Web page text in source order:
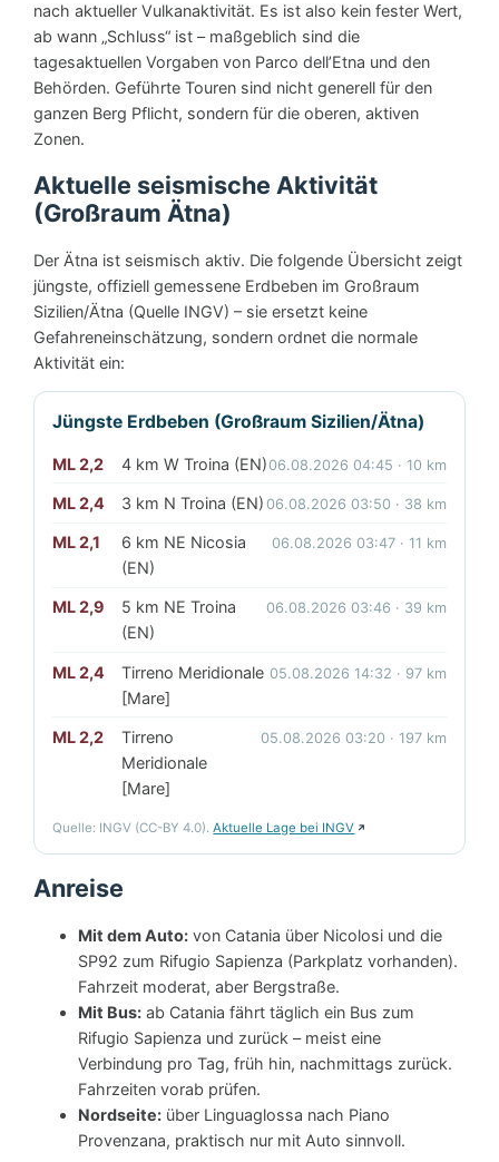
nach aktueller Vulkanaktivität. Es ist also kein fester Wert,
ab wann „Schluss“ ist – maßgeblich sind die
tagesaktuellen Vorgaben von Parco dell’Etna und den
Behörden. Geführte Touren sind nicht generell für den
ganzen Berg Pflicht, sondern für die oberen, aktiven
Zonen.
Aktuelle seismische Aktivität
(Großraum Ätna)
Der Ätna ist seismisch aktiv. Die folgende Übersicht zeigt
jüngste, offiziell gemessene Erdbeben im Großraum
Sizilien/Ätna (Quelle INGV) – sie ersetzt keine
Gefahreneinschätzung, sondern ordnet die normale
Aktivität ein:
Jüngste Erdbeben (Großraum Sizilien/Ätna)
ML 2,2 4 km W Troina (EN)06.08.2026 04:45 · 10 km
ML 2,4 3 km N Troina (EN) 06.08.2026 03:50 · 38 km
ML 2,1
6 km NE Nicosia
(EN)
06.08.2026 03:47 · 11 km
ML 2,9
5 km NE Troina
(EN)
06.08.2026 03:46 · 39 km
ML 2,4
Tirreno Meridionale
[Mare]
05.08.2026 14:32 · 97 km
ML 2,2
Tirreno
Meridionale
[Mare]
05.08.2026 03:20 · 197 km
Quelle: INGV (CC-BY 4.0).Aktuelle Lage bei INGV
Anreise
Mit dem Auto: von Catania über Nicolosi und die
SP92 zum Rifugio Sapienza (Parkplatz vorhanden).
Fahrzeit moderat, aber Bergstraße.
Mit Bus: ab Catania fährt täglich ein Bus zum
Rifugio Sapienza und zurück – meist eine
Verbindung pro Tag, früh hin, nachmittags zurück.
Fahrzeiten vorab prüfen.
Nordseite: über Linguaglossa nach Piano
Provenzana, praktisch nur mit Auto sinnvoll.